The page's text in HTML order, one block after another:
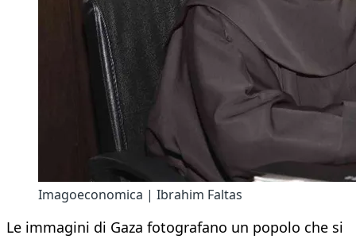
Imagoeconomica | Ibrahim Faltas
Le immagini di Gaza fotografano un popolo che si